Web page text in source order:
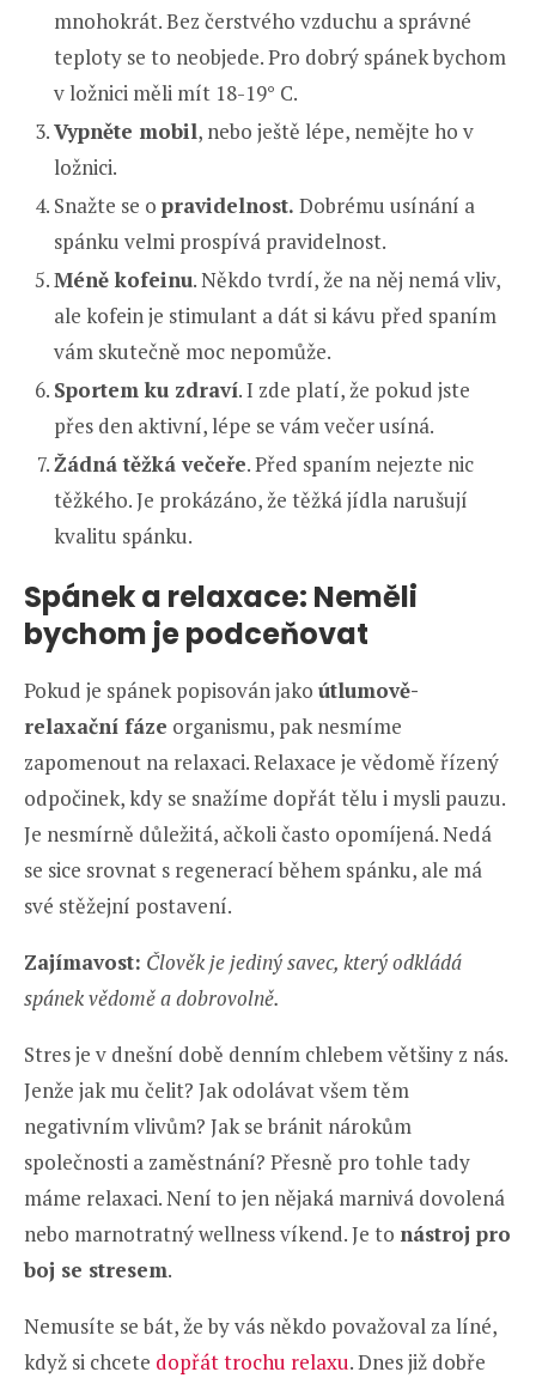
mnohokrát. Bez čerstvého vzduchu a správné
teploty se to neobjede. Pro dobrý spánek bychom
v ložnici měli mít 18-19° C.
Vypněte mobil, nebo ještě lépe, nemějte ho v
ložnici.
Snažte se o pravidelnost. Dobrému usínání a
spánku velmi prospívá pravidelnost.
Méně kofeinu. Někdo tvrdí, že na něj nemá vliv,
ale kofein je stimulant a dát si kávu před spaním
vám skutečně moc nepomůže.
Sportem ku zdraví. I zde platí, že pokud jste
přes den aktivní, lépe se vám večer usíná.
Žádná těžká večeře. Před spaním nejezte nic
těžkého. Je prokázáno, že těžká jídla narušují
kvalitu spánku.
Spánek a relaxace: Neměli
bychom je podceňovat
Pokud je spánek popisován jako útlumově-
relaxační fáze organismu, pak nesmíme
zapomenout na relaxaci. Relaxace je vědomě řízený
odpočinek, kdy se snažíme dopřát tělu i mysli pauzu.
Je nesmírně důležitá, ačkoli často opomíjená. Nedá
se sice srovnat s regenerací během spánku, ale má
své stěžejní postavení.
Zajímavost: Člověk je jediný savec, který odkládá
spánek vědomě a dobrovolně.
Stres je v dnešní době denním chlebem většiny z nás.
Jenže jak mu čelit? Jak odolávat všem těm
negativním vlivům? Jak se bránit nárokům
společnosti a zaměstnání? Přesně pro tohle tady
máme relaxaci. Není to jen nějaká marnivá dovolená
nebo marnotratný wellness víkend. Je to nástroj pro
boj se stresem.
Nemusíte se bát, že by vás někdo považoval za líné,
když si chcete dopřát trochu relaxu. Dnes již dobře